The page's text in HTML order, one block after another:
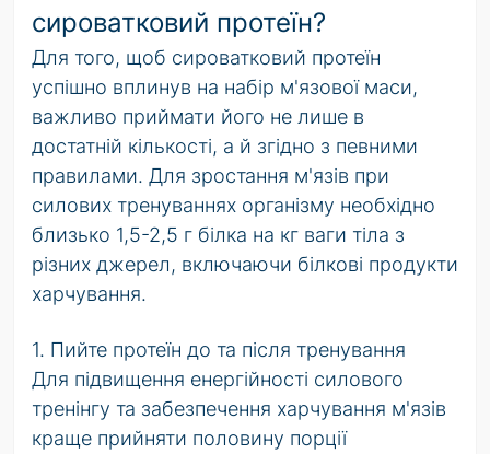
сироватковий протеїн?
Для того, щоб сироватковий протеїн
успішно вплинув на набір м'язової маси,
важливо приймати його не лише в
достатній кількості, а й згідно з певними
правилами. Для зростання м'язів при
силових тренуваннях організму необхідно
близько 1,5-2,5 г білка на кг ваги тіла з
різних джерел, включаючи білкові продукти
харчування.
1. Пийте протеїн до та після тренування
Для підвищення енергійності силового
тренінгу та забезпечення харчування м'язів
краще прийняти половину порції